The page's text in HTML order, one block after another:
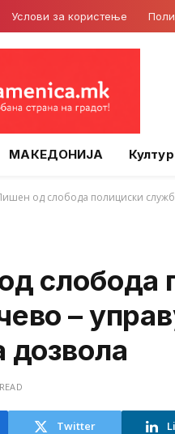
Услови за користење
МАКЕДОНИЈА
од слобода полициски
слобода
–
дозвола
Twitter